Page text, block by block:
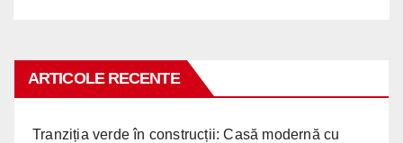
ARTICOLE RECENTE
Tranziția verde în construcții: Casă modernă cu